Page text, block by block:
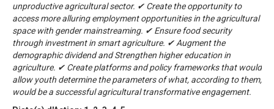
unproductive agricultural sector. ✔ Create the opportunity to
access more alluring employment opportunities in the agricultural
space with gender mainstreaming. ✔ Ensure food security
through investment in smart agriculture. ✔ Augment the
demographic dividend and Strengthen higher education in
agriculture. ✔ Create platforms and policy frameworks that would
allow youth determine the parameters of what, according to them,
would be a successful agricultural transformative engagement.